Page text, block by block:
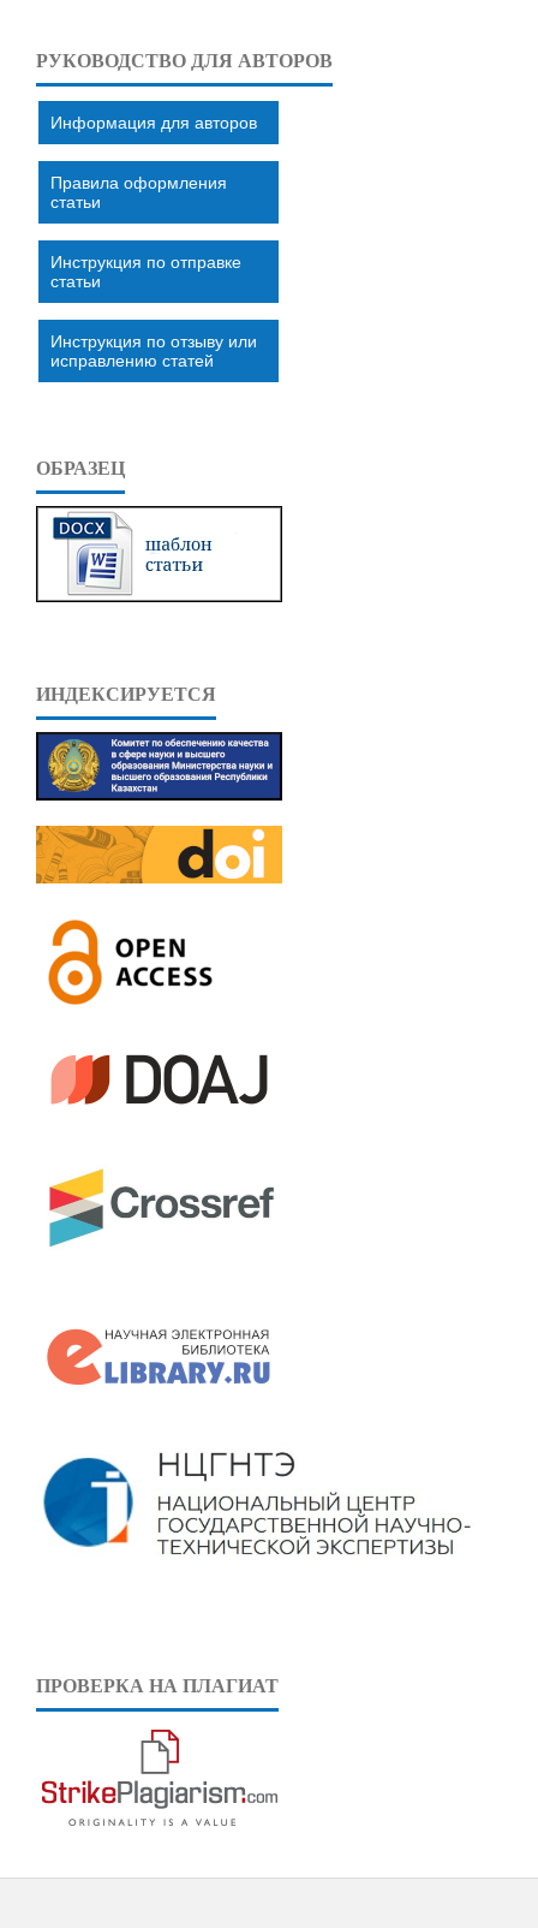
РУКОВОДСТВО ДЛЯ АВТОРОВ
Информация для авторов
Правила оформления
статьи
Инструкция по отправке
статьи
Инструкция по отзыву или
исправлению статей
ОБРАЗЕЦ
ИНДЕКСИРУЕТСЯ
ПРОВЕРКА НА ПЛАГИАТ